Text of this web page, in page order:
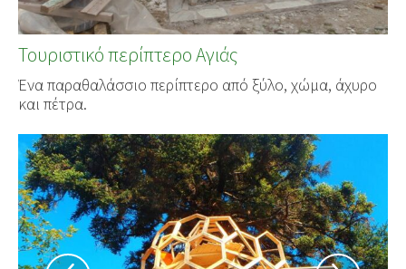
Τουριστικό περίπτερο Αγιάς
Ένα παραθαλάσσιο περίπτερο από ξύλο, χώμα, άχυρο
και πέτρα.